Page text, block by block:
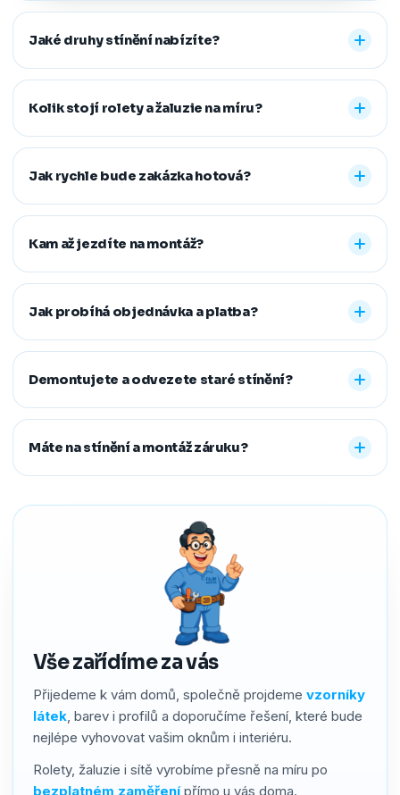
Vše zařídíme za vás
Přijedeme k vám domů, společně projdeme vzorníky
látek, barev i profilů a doporučíme řešení, které bude
nejlépe vyhovovat vašim oknům i interiéru.
Rolety, žaluzie i sítě vyrobíme přesně na míru po
bezplatném zaměření přímo u vás doma.
Jaké druhy stínění nabízíte?
Nabízíme vnitřní i venkovní stínění na míru: rolety den a
noc, plisé rolety, římské, látkové a termo rolety, vertikální,
dřevěné, bambusové i hliníkové žaluzie a sítě proti
hmyzu. Vyrobíme řešení pro běžná, střešní i atypická
Kolik stojí rolety a žaluzie na míru?
Konečná cena se odvíjí od zvoleného typu stínění a jeho
vodicích lišt, rozměru oken i vybrané látky či dekoru.
Přesnou cenovou nabídku vám připravíme zdarma.
Jak rychle bude zakázka hotová?
Standardní dodací lhůta je 7–14 pracovních dní od
zabere 1–2 hodiny, větší zakázky zvládneme během
jednoho dne. Pokud na termín spěcháte, vždy se snažíme
Kam až jezdíte na montáž?
Působíme především v Moravskoslezském,
Pardubickém a Zlínském kraji, na Vysočině a v Praze. V
rámci našeho regionu dopravu neúčtujeme, vzdálenější
Jak probíhá objednávka a platba?
Stačí nám zavolat, napsat nebo vyplnit nezávazný
formulář. Po výběru řešení skládáte zálohu na materiál a
doplatek hradíte až po dokončené montáži, když je vše
hotové a vy spokojení. Preferujeme platbu převodem,
Demontujete a odvezete staré stínění?
Ano. Staré žaluzie nebo rolety za vás profesionálně
předem říct a o všechno se postaráme, abyste neměli
žádné starosti navíc.
Máte na stínění a montáž záruku?
podle typu stínění. Používáme kvalitní materiály a precizní
zpracování, a pokud by přesto bylo potřeba cokoliv řešit,
náš servis vyřídíme rychle a férově.